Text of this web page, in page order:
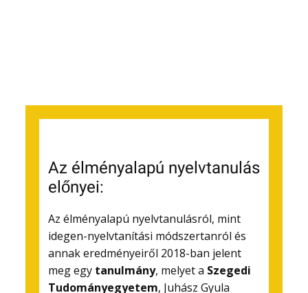
Az élményalapú nyelvtanulás
előnyei:
Az élményalapú nyelvtanulásról, mint
idegen-nyelvtanítási módszertanról és
annak eredményeiről 2018-ban jelent
meg egy tanulmány, melyet a Szegedi
Tudományegyetem, Juhász Gyula